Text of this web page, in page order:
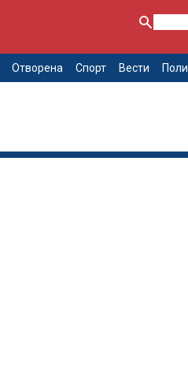
Отворена Спорт Вести